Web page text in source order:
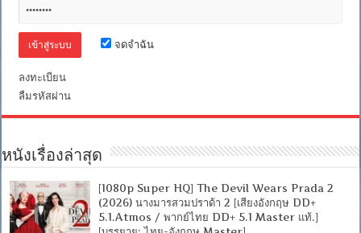
จดจำฉัน
ลงทะเบียน
ลืมรหัสผ่าน
หนังเรื่องล่าสุด
[1080p Super HQ] The Devil Wears Prada 2
(2026) นางมารสวมปราด้า 2 [เสียงอังกฤษ DD+
5.1.Atmos / พากย์ไทย DD+ 5.1 Master แท้.]